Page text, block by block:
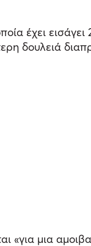
έχει
δουλειά
«για μια